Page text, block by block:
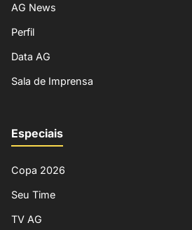
AG News
Perfil
Data AG
Sala de Imprensa
Especiais
Copa 2026
Seu Time
TV AG